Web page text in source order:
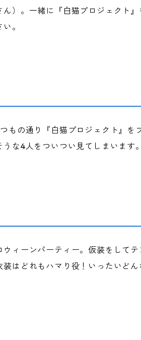
）。一緒に『白猫プロジェクト
。
もの通り『白猫プロジェクト』を
な4人をついつい見てしまいます。
ィーンパーティー。仮装をして
はどれもハマり役！いったいど